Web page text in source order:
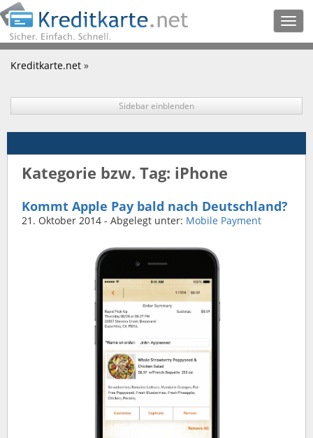
Kreditkarte.net »
Sidebar einblenden
Kategorie bzw. Tag: iPhone
Kommt Apple Pay bald nach Deutschland?
21. Oktober 2014 - Abgelegt unter: Mobile Payment